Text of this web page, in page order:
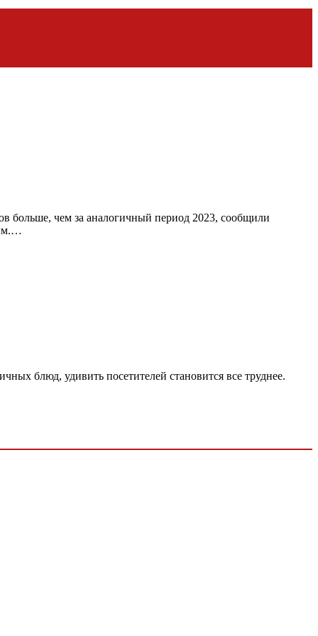
больше, чем за аналогичный период 2023, сообщили
блюд, удивить посетителей становится все труднее.